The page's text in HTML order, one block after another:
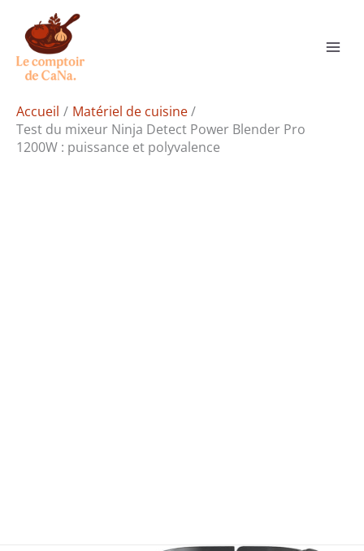
contenu
Accueil
Matériel de cuisine
Test du mixeur Ninja Detect Power Blender Pro
1200W : puissance et polyvalence
Rechercher